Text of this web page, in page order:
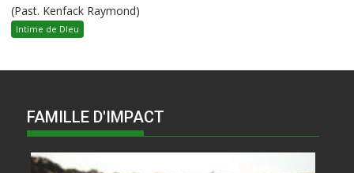
(Past. Kenfack Raymond)
Intime de DIeu
FAMILLE D'IMPACT